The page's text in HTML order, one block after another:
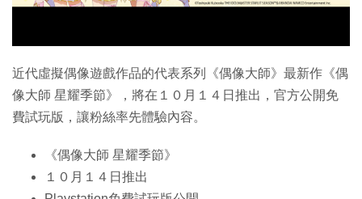
近代虛擬偶像遊戲作品的代表系列《偶像大師》最新作《偶
像大師 星耀季節》，將在１０月１４日推出，官方公開免
費試玩版，讓粉絲率先體驗內容。
《偶像大師 星耀季節》
１０月１４日推出